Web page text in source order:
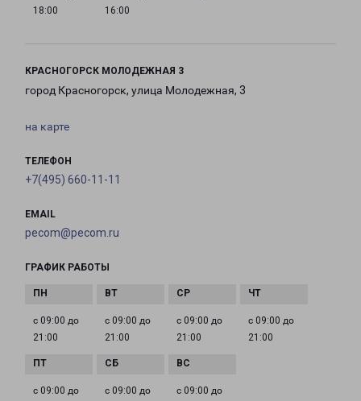
18:00
16:00
КРАСНОГОРСК МОЛОДЕЖНАЯ 3
город Красногорск, улица Молодежная, 3
на карте
ТЕЛЕФОН
+7(495) 660-11-11
EMAIL
pecom@pecom.ru
ГРАФИК РАБОТЫ
с 09:00 до
21:00
с 09:00 до
21:00
с 09:00 до
21:00
с 09:00 до
21:00
с 09:00 до
с 09:00 до
с 09:00 до